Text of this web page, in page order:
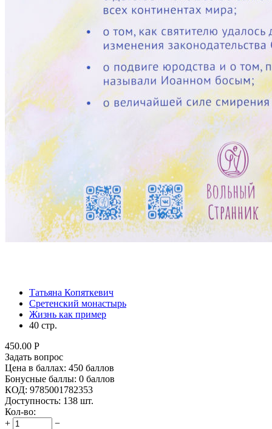
Татьяна Копяткевич
Сретенский монастырь
Жизнь как пример
40 стр.
450.00 Р
Задать вопрос
Цена в баллах: 450 баллов
Бонусные баллы: 0 баллов
КОД: 9785001782353
Доступность: 138 шт.
Кол-во:
+
−